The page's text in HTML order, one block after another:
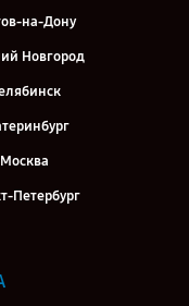
на-Дону
Новгород
Петербург